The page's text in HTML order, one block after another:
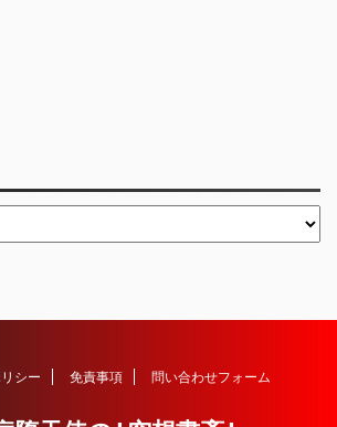
シー 免責事項 問い合わせフォーム